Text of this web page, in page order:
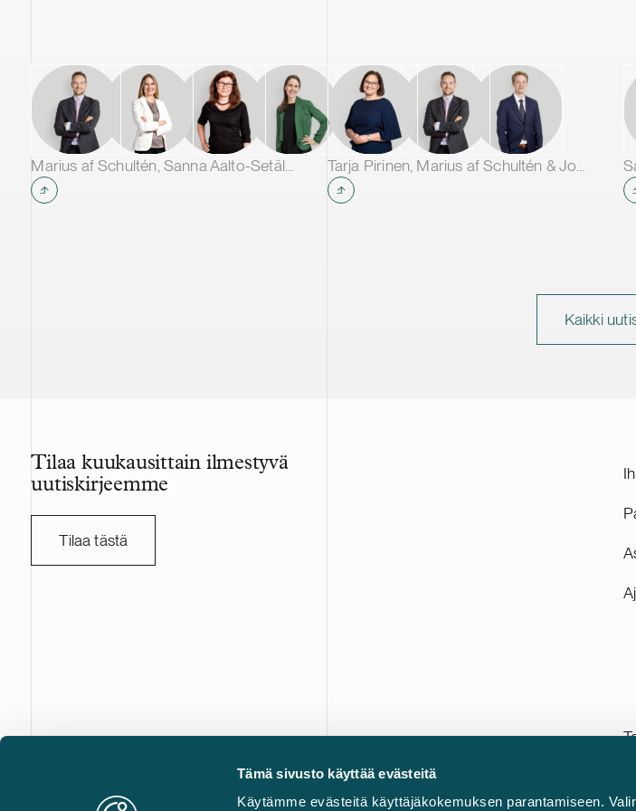
Tämä sivusto käyttää evästeitä
Käytämme evästeitä käyttäjäkokemuksen parantamiseen.
energian varastoinnissa käytettävissä
litiumioniakuissa. Hankkeen
ensimmäisen vaiheen valmistuttua
Kotkan tehtaan arvioidaan tuottavan
vuosittain noin 60 000 tonnia
katodiaktiivimateriaalia. Tehtaasta tulee
yksi Euroopan suurimmista CAM-
Marius af Schultén, Sanna Aalto-Setälä, Laura Vuorinen & Marja Ollila Tarja Pirinen, Marius af Schultén & Joel Aartolahti
Kaikki
Tilaa kuukausittain ilmestyvä
uutiskirjeemme
Tilaa tästä